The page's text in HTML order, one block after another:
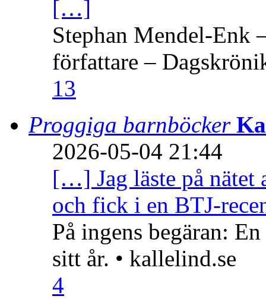
[…]
Stephan Mendel-Enk
författare –
13
Proggiga barnböcker
2026-05-04 21:44
[…] Jag läste på nätet
och fick i en BTJ-
På ingens begäran:
sitt år. • kallelind.se
4